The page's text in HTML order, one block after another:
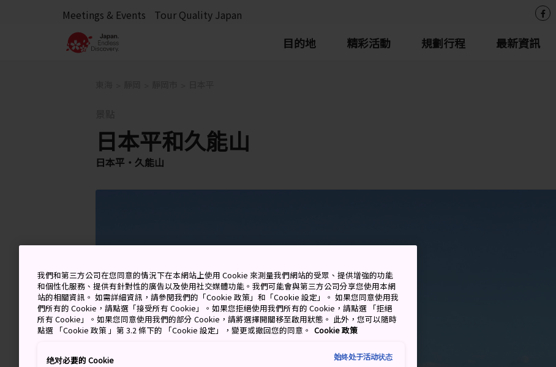
Meetings & Events Tour Quality Japan
目的地 精彩活動 規劃行程 最新資訊
日本平和久能山
日本平・久能山
我們和第三方公司在您同意的情況下在本網站上使用 Cookie 來測量我們網站的受眾、提供增強的功能
和個性化服務、提供有針對性的廣告以及使用社交媒體功能。我們可能會與第三方公司分享您使用本網
站的相關資訊。 如需詳細資訊，請參閱我們的「Cookie 政策」和「Cookie 設定」。 如果您同意使用我
們所有的 Cookie，請點選「接受所有 Cookie」。如果您拒絕使用我們所有的 Cookie，請點選 「拒絕
所有 Cookie」。如果您同意使用我們的部分 Cookie，請將選擇開關移至啟用狀態。 此外，您可以隨時
點選 「Cookie 政策 」第 3.2 條下的 「Cookie 設定」，變更或撤回您的同意。 Cookie 政策
绝对必要的 Cookie 始终处于活动状态